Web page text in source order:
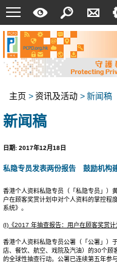
菜
单
速
指
南
索
络
我
定
主页 >资讯及活动 >新闻稿
新闻稿
日期: 2017年12月18日
私隐专员发表两份报告 鼓励机构
香港个人资料私隐专员（「私隐专员」）
户在顾客奖赏计划中对个人资料的掌控程
系统》。
(I) 《2017 年抽查报告：用户在顾客奖赏计
香港个人资料私隐专员公署（「公署」）
店、餐饮、航空、戏院及汽油）的30个顾
的全球性抽查行动。公署已连续第五年参